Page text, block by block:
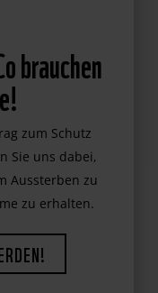
brauchen
zum Schutz
Sie uns dabei,
Aussterben zu